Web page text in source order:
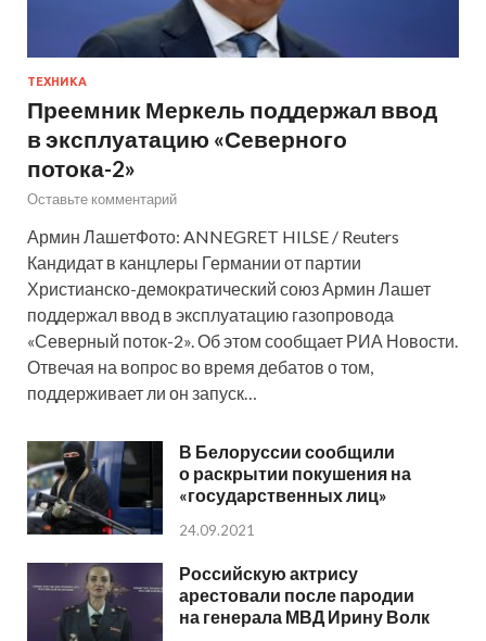
ТЕХНИКА
Преемник Меркель поддержал ввод
в эксплуатацию «Северного
потока-2»
Оставьте комментарий
Армин ЛашетФото: ANNEGRET HILSE / Reuters
Кандидат в канцлеры Германии от партии
Христианско-демократический союз Армин Лашет
поддержал ввод в эксплуатацию газопровода
«Северный поток-2». Об этом сообщает РИА Новости.
Отвечая на вопрос во время дебатов о том,
поддерживает ли он запуск…
В Белоруссии сообщили
о раскрытии покушения на
«государственных лиц»
24.09.2021
Российскую актрису
арестовали после пародии
на генерала МВД Ирину Волк